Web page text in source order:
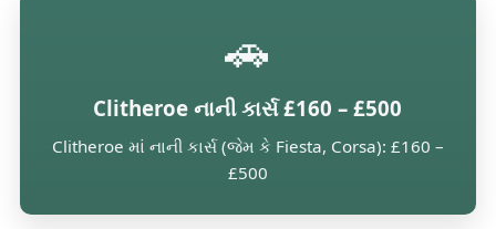
🚗
Clitheroe નાની કાર્સ £160 – £500
Clitheroe માં નાની કાર્સ (જેમ કે Fiesta, Corsa): £160 –
£500